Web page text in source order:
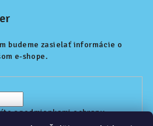
budeme zasielať informácie o
e-shope.
spodmienkami ochrany